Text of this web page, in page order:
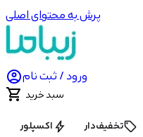
پرش به محتوای اصلی
ورود / ثبت نام
 سبد خرید
local_offerتخفیف‌دار boltاکسپلور